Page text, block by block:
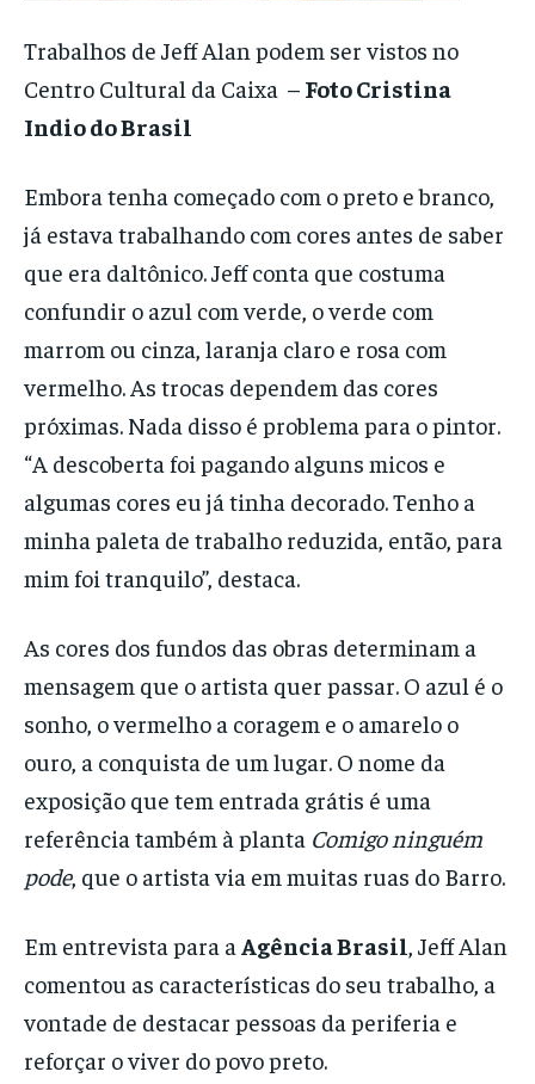
Trabalhos de Jeff Alan podem ser vistos no
Centro Cultural da Caixa – Foto Cristina
Indio do Brasil
Embora tenha começado com o preto e branco,
já estava trabalhando com cores antes de saber
que era daltônico. Jeff conta que costuma
confundir o azul com verde, o verde com
marrom ou cinza, laranja claro e rosa com
vermelho. As trocas dependem das cores
próximas. Nada disso é problema para o pintor.
“A descoberta foi pagando alguns micos e
algumas cores eu já tinha decorado. Tenho a
minha paleta de trabalho reduzida, então, para
mim foi tranquilo”, destaca.
As cores dos fundos das obras determinam a
mensagem que o artista quer passar. O azul é o
sonho, o vermelho a coragem e o amarelo o
ouro, a conquista de um lugar. O nome da
exposição que tem entrada grátis é uma
referência também à planta Comigo ninguém
pode, que o artista via em muitas ruas do Barro.
Em entrevista para a Agência Brasil, Jeff Alan
comentou as características do seu trabalho, a
vontade de destacar pessoas da periferia e
reforçar o viver do povo preto.